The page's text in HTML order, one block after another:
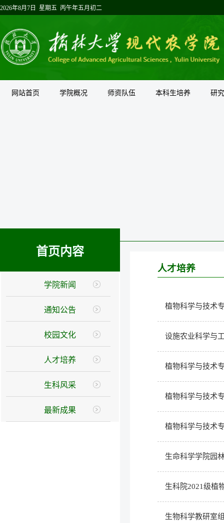
2026年8月7日 星期五 丙午年五月初二
网站首页 学院概况 师资队伍 本科生培养 研
首页内容
学院新闻
通知公告
校园文化
人才培养
生科风采
最新成果
人才培养
植物科学与技术
设施农业科学与
植物科学与技术
植物科学与技术
植物科学与技术
生命科学学院园
生科院2021级植
生物科学教研室